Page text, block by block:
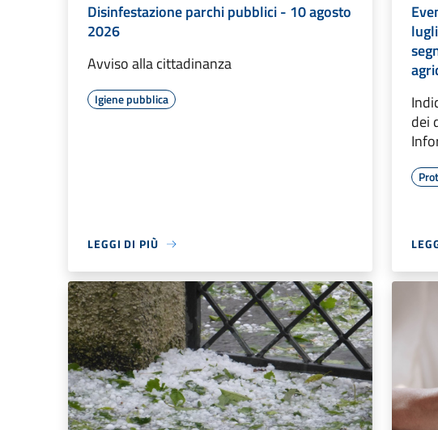
Disinfestazione parchi pubblici - 10 agosto
2026
Avviso alla cittadinanza
Igiene pubblica
LEGGI DI PIÙ
dei